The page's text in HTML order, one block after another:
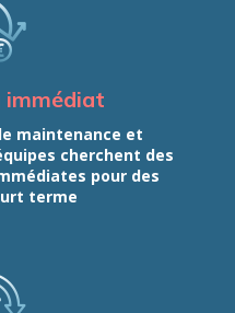
immédiat
maintenance et
cherchent des
pour des
terme